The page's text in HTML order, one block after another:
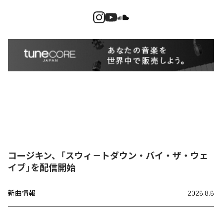
コージキン、「スウィ－トダウン・バイ・ザ・ウェ
イブ」を配信開始
新曲情報 2026.8.6